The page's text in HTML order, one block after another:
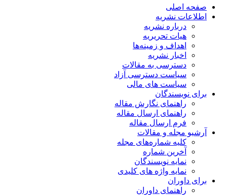
صفحه اصلی
اطلاعات نشریه
درباره نشریه
هیات تحریریه
اهداف و زمینه‌ها
اخبار نشریه
دسترسی به مقالات
سیاست دسترسی آزاد
سیاست های مالی
برای نویسندگان
راهنمای نگارش مقاله
راهنمای ارسال مقاله
فرم ارسال مقاله
آرشیو مجله و مقالات
کلیه شماره‌های مجله
آخرین شماره
نمایه نویسندگان
نمایه واژه های کلیدی
برای داوران
راهنمای داوران